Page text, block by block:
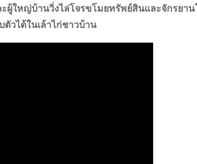
ผู้ใหญ่บ้านวิ่งไล่โจรขโมยทรัพย์สินและจักรย
วได้ในเล้าไก่ชาวบ้าน